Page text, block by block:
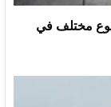
نوع مختلف في